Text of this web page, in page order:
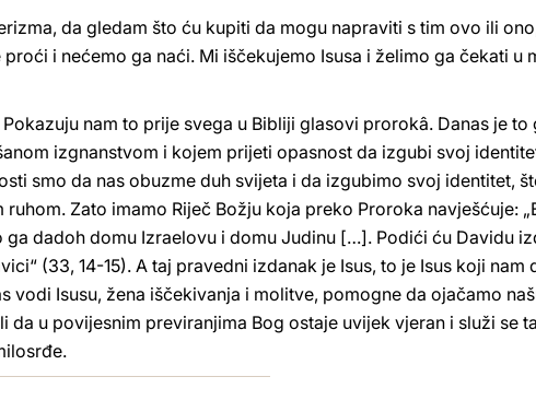
da gledam što ću kupiti da mogu napraviti s tim ovo ili
i nećemo ga naći. Mi iščekujemo Isusa i želimo ga čekati u
nam to prije svega u Bibliji glasovi prorokâ. Danas je to
izgnanstvom i kojem prijeti opasnost da izgubi svoj
smo da nas obuzme duh svijeta i da izgubimo svoj identitet,
Zato imamo Riječ Božju koja preko Proroka navješćuje:
dadoh domu Izraelovu i domu Judinu […]. Podići ću Davidu
(33, 14-15). A taj pravedni izdanak je Isus, to je Isus koji nam
vodi Isusu, žena iščekivanja i molitve, pomogne da ojačamo
da u povijesnim previranjima Bog ostaje uvijek vjeran i služi se